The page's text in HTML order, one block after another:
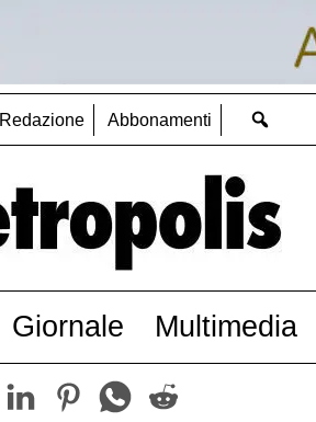
Redazione Abbonamenti
Giornale Multimedia